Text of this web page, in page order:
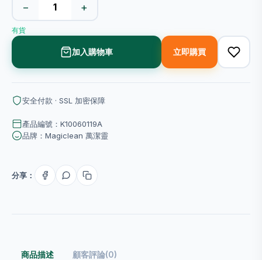
− +
有貨
加入購物車 立即購買
安全付款 · SSL 加密保障
產品編號：K10060119A
品牌：Magiclean 萬潔靈
分享：
商品描述 顧客評論(0)